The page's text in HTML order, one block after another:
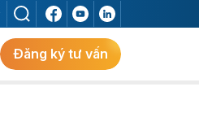
Đăng ký tư vấn